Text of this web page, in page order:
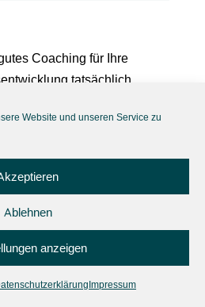
Website und unseren Service zu
Ablehnen
anzeigen
Impressum
Coaching für Ihre
tatsächlich
und Vorhaben in
Labyrinth
einfach ein
von Ihnen kennt ein
sie von oben auf ein